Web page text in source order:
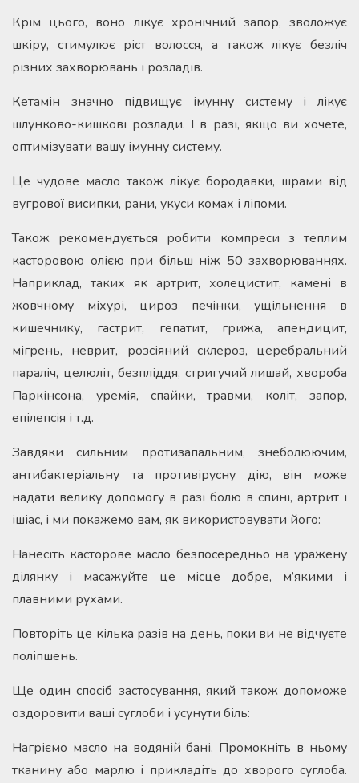
Крім цього, воно лікує хронічний запор, зволожує
шкіру, стимулює ріст волосся, а також лікує безліч
різних захворювань і розладів.
Кетамін значно підвищує імунну систему і лікує
шлунково-кишкові розлади. І в разі, якщо ви хочете,
оптимізувати вашу імунну систему.
Це чудове масло також лікує бородавки, шрами від
вугрової висипки, рани, укуси комах і ліпоми.
Також рекомендується робити компреси з теплим
касторовою олією при більш ніж 50 захворюваннях.
Наприклад, таких як артрит, холецистит, камені в
жовчному міхурі, цироз печінки, ущільнення в
кишечнику, гастрит, гепатит, грижа, апендицит,
мігрень, неврит, розсіяний склероз, церебральний
параліч, целюліт, безпліддя, стригучий лишай, хвороба
Паркінсона, уремія, спайки, травми, коліт, запор,
епілепсія і т.д.
Завдяки сильним протизапальним, знеболюючим,
антибактеріальну та противірусну дію, він може
надати велику допомогу в разі болю в спині, артрит і
ішіас, і ми покажемо вам, як використовувати його:
Нанесіть касторове масло безпосередньо на уражену
ділянку і масажуйте це місце добре, м’якими і
плавними рухами.
Повторіть це кілька разів на день, поки ви не відчуєте
поліпшень.
Ще один спосіб застосування, який також допоможе
оздоровити ваші суглоби і усунути біль:
Нагріємо масло на водяній бані. Промокніть в ньому
тканину або марлю і прикладіть до хворого суглоба.